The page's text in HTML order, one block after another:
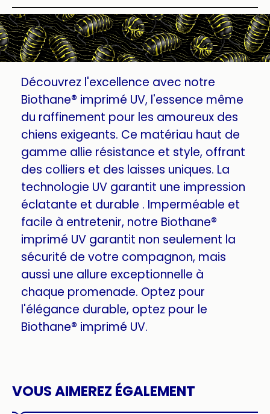
Découvrez l'excellence avec notre
Biothane® imprimé UV, l'essence même
du raffinement pour les amoureux des
chiens exigeants. Ce matériau haut de
gamme allie résistance et style, offrant
des colliers et des laisses uniques. La
technologie UV garantit une impression
éclatante et durable . Imperméable et
facile à entretenir, notre Biothane®
imprimé UV garantit non seulement la
sécurité de votre compagnon, mais
aussi une allure exceptionnelle à
chaque promenade. Optez pour
l'élégance durable, optez pour le
Biothane® imprimé UV.
VOUS AIMEREZ ÉGALEMENT